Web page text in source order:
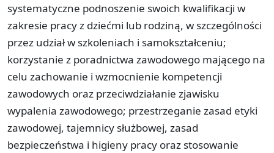
systematyczne podnoszenie swoich kwalifikacji w
zakresie pracy z dziećmi lub rodziną, w szczególności
przez udział w szkoleniach i samokształceniu;
korzystanie z poradnictwa zawodowego mającego na
celu zachowanie i wzmocnienie kompetencji
zawodowych oraz przeciwdziałanie zjawisku
wypalenia zawodowego; przestrzeganie zasad etyki
zawodowej, tajemnicy służbowej, zasad
bezpieczeństwa i higieny pracy oraz stosowanie